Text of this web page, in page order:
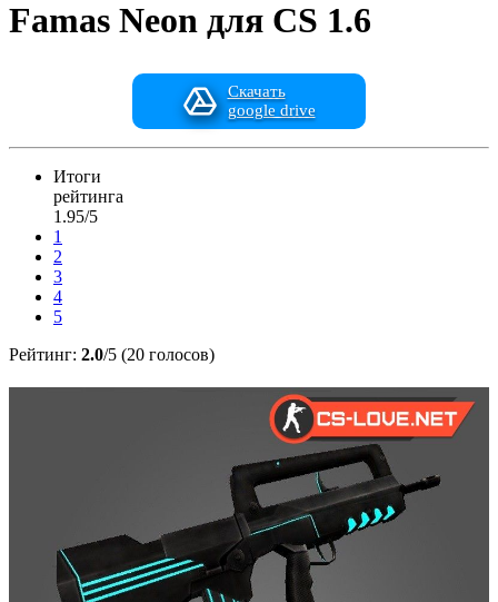
Famas Neon для CS 1.6
Скачать
google drive
Итоги
рейтинга
1.95/5
1
2
3
4
5
Рейтинг: 2.0/5 (20 голосов)